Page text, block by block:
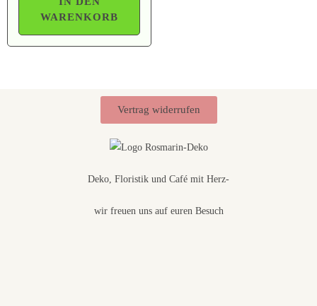
WARENKORB
Vertrag widerrufen
Deko, Floristik und Café mit Herz-
wir freuen uns auf euren Besuch